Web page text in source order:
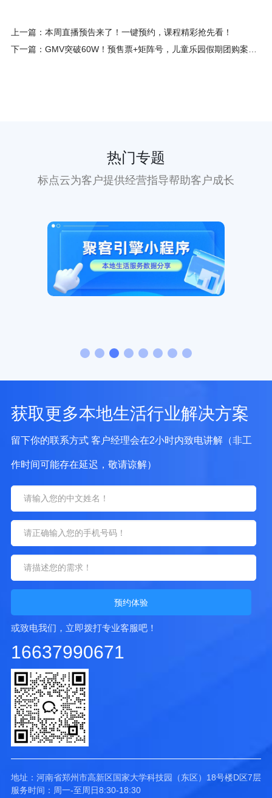
上一篇：本周直播预告来了！一键预约，课程精彩抢先看！
热门专题
标点云为客户提供经营指导帮助客户成长
获取更多本地生活行业解决方案
留下你的联系方式 客户经理会在2小时内致电讲解（非工
作时间可能存在延迟，敬请谅解）
预约体验
或致电我们，立即拨打专业客服吧！
16637990671
地址：河南省郑州市高新区国家大学科技园（东区）18号楼D区7层
服务时间：周一-至周日8:30-18:30